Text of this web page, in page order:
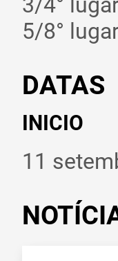
5/8°
DATAS
INICIO
11